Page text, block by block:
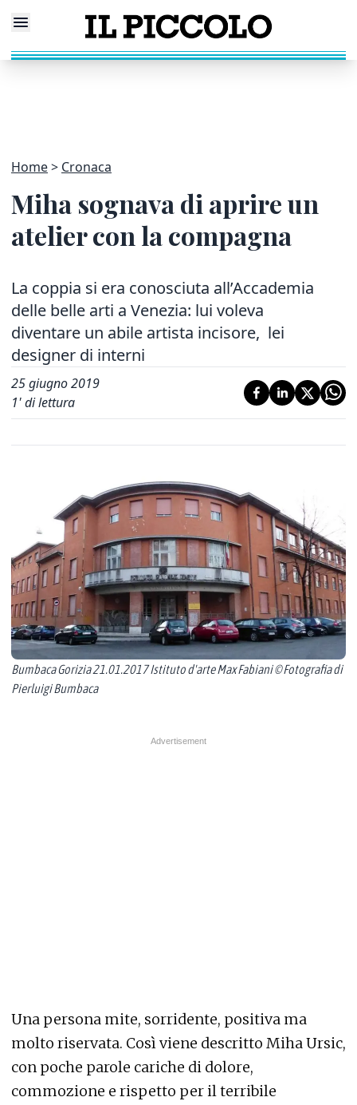
Home Cronaca
Miha sognava di aprire un
atelier con la compagna
La coppia si era conosciuta all’Accademia
delle belle arti a Venezia: lui voleva
diventare un abile artista incisore, lei
designer di interni
25 giugno 2019
1' di lettura
Bumbaca Gorizia 21.01.2017 Istituto d'arte Max Fabiani © Fotografia di
Pierluigi Bumbaca
Una persona mite, sorridente, positiva ma
molto riservata. Così viene descritto Miha Ursic,
con poche parole cariche di dolore,
commozione e rispetto per il terribile